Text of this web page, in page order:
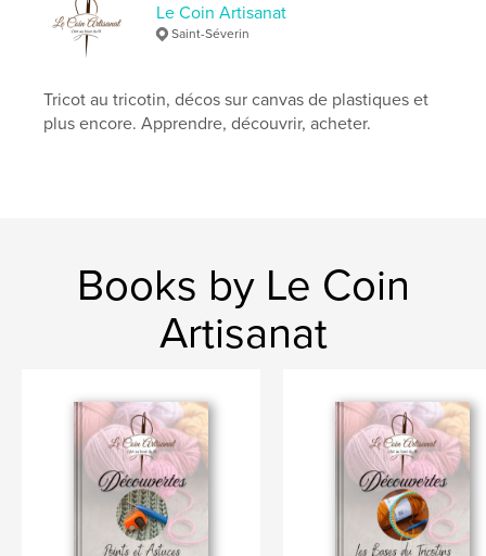
Le Coin Artisanat
Saint-Séverin
Tricot au tricotin, décos sur canvas de plastiques et
plus encore. Apprendre, découvrir, acheter.
Books by Le Coin
Artisanat